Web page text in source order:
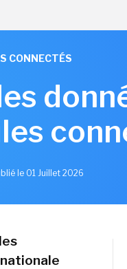
CONNECTÉS
le 01 Juillet 2026